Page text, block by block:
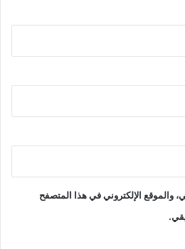
والموقع الإلكتروني في هذا المتصفح